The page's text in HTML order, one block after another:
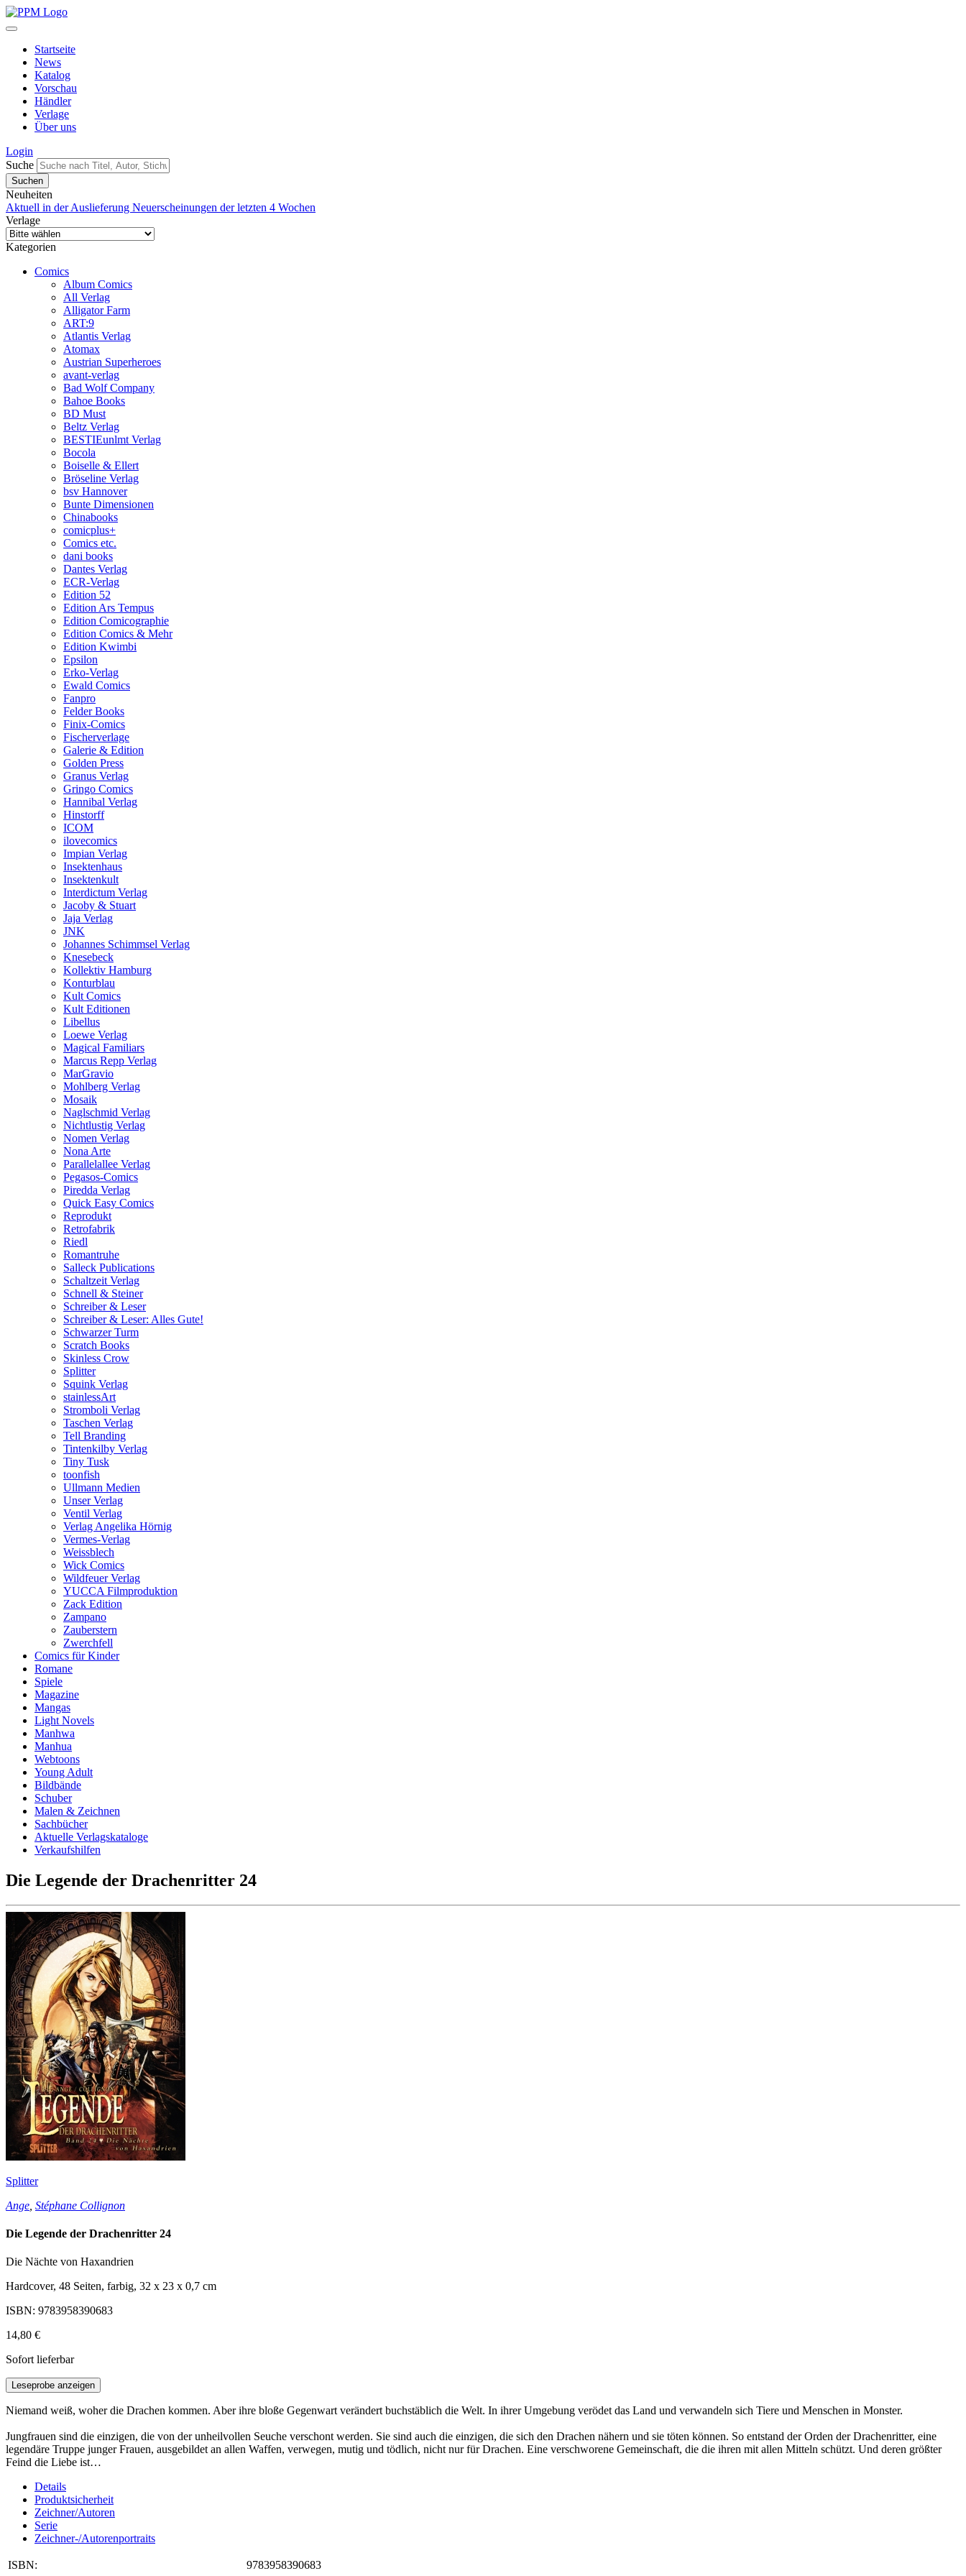
Startseite
News
Katalog
Vorschau
Händler
Verlage
Über uns
Login
Suche
Neuheiten
Aktuell in der Auslieferung Neuerscheinungen der letzten 4 Wochen
Verlage
Kategorien
Comics
Album Comics
All Verlag
Alligator Farm
ART:9
Atlantis Verlag
Atomax
Austrian Superheroes
avant-verlag
Bad Wolf Company
Bahoe Books
BD Must
Beltz Verlag
BESTIEunlmt Verlag
Bocola
Boiselle & Ellert
Bröseline Verlag
bsv Hannover
Bunte Dimensionen
Chinabooks
comicplus+
Comics etc.
dani books
Dantes Verlag
ECR-Verlag
Edition 52
Edition Ars Tempus
Edition Comicographie
Edition Comics & Mehr
Edition Kwimbi
Epsilon
Erko-Verlag
Ewald Comics
Fanpro
Felder Books
Finix-Comics
Fischerverlage
Galerie & Edition
Golden Press
Granus Verlag
Gringo Comics
Hannibal Verlag
Hinstorff
ICOM
ilovecomics
Impian Verlag
Insektenhaus
Insektenkult
Interdictum Verlag
Jacoby & Stuart
Jaja Verlag
JNK
Johannes Schimmsel Verlag
Knesebeck
Kollektiv Hamburg
Konturblau
Kult Comics
Kult Editionen
Libellus
Loewe Verlag
Magical Familiars
Marcus Repp Verlag
MarGravio
Mohlberg Verlag
Mosaik
Naglschmid Verlag
Nichtlustig Verlag
Nomen Verlag
Nona Arte
Parallelallee Verlag
Pegasos-Comics
Piredda Verlag
Quick Easy Comics
Reprodukt
Retrofabrik
Riedl
Romantruhe
Salleck Publications
Schaltzeit Verlag
Schnell & Steiner
Schreiber & Leser
Schreiber & Leser: Alles Gute!
Schwarzer Turm
Scratch Books
Skinless Crow
Splitter
Squink Verlag
stainlessArt
Stromboli Verlag
Taschen Verlag
Tell Branding
Tintenkilby Verlag
Tiny Tusk
toonfish
Ullmann Medien
Unser Verlag
Ventil Verlag
Verlag Angelika Hörnig
Vermes-Verlag
Weissblech
Wick Comics
Wildfeuer Verlag
YUCCA Filmproduktion
Zack Edition
Zampano
Zauberstern
Zwerchfell
Comics für Kinder
Romane
Spiele
Magazine
Mangas
Light Novels
Manhwa
Manhua
Webtoons
Young Adult
Bildbände
Schuber
Malen & Zeichnen
Sachbücher
Aktuelle Verlagskataloge
Verkaufshilfen
Die Legende der Drachenritter 24
Splitter
Ange Stéphane Collignon
Die Legende der Drachenritter 24
Die Nächte von Haxandrien
Hardcover, 48 Seiten, farbig, 32 x 23 x 0,7 cm
ISBN: 9783958390683
14,80 €
Sofort lieferbar
Leseprobe anzeigen
Niemand weiß, woher die Drachen kommen. Aber ihre bloße Gegenwart verändert buchstäblich die Welt. In ihrer Umgebung verödet das Land und verwandeln sich Tiere und Menschen in Monster.
Jungfrauen sind die einzigen, die von der unheilvollen Seuche verschont werden. Sie sind auch die einzigen, die sich den Drachen nähern und sie töten können. So entstand der Orden der Drachenritter, eine
legendäre Truppe junger Frauen, ausgebildet an allen Waffen, verwegen, mutig und tödlich, nicht nur für Drachen. Eine verschworene Gemeinschaft, die die ihren mit allen Mitteln schützt. Und deren größter
Feind die Liebe ist…
Details
Produktsicherheit
Zeichner/Autoren
Serie
Zeichner-/Autorenportraits
ISBN:
9783958390683